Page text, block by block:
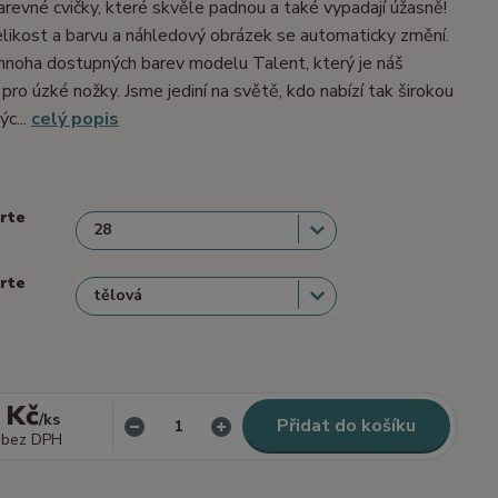
cvičky, které skvěle padnou a také vypadají úžasně!
a barvu a náhledový obrázek se automaticky změní.
dostupných barev modelu Talent, který je náš
úzké nožky. Jsme jediní na světě, kdo nabízí tak širokou
celý popis
/ks
bez DPH
Přidat do košíku